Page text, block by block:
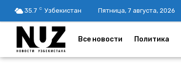
35.7 C Узбекистан Пятница, 7 августа, 2026
Все новости Политика